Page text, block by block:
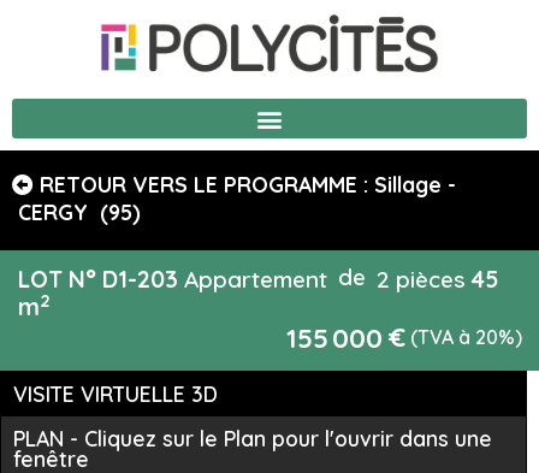
RETOUR VERS LE PROGRAMME : Sillage -
CERGY (95)
LOT N° D1-203 Appartement de 2 pièces 45
m2
155 000 € (TVA à 20%)
VISITE VIRTUELLE 3D
PLAN - Cliquez sur le Plan pour l'ouvrir dans une
fenêtre